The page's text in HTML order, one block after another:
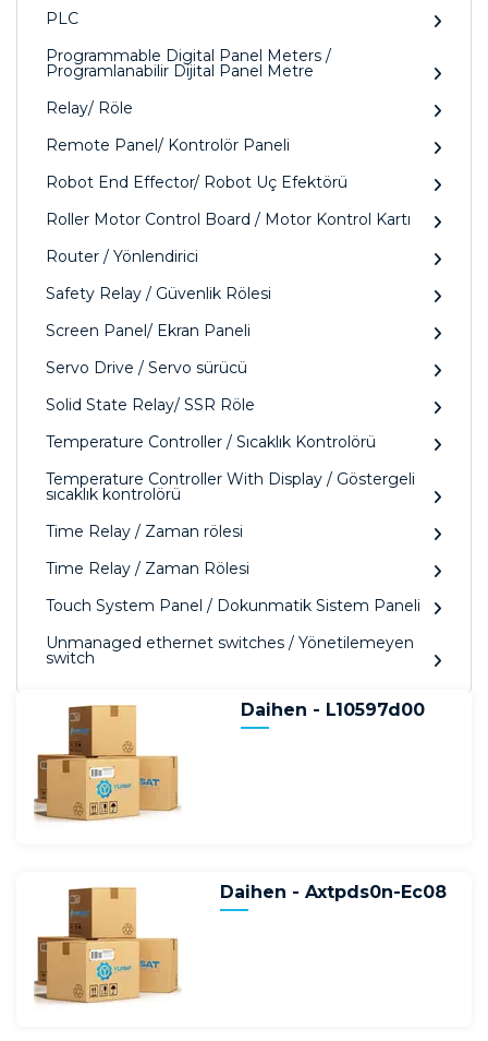
PLC
Programmable Digital Panel Meters /
Programlanabilir Dijital Panel Metre
Relay/ Röle
Remote Panel/ Kontrolör Paneli
Robot End Effector/ Robot Uç Efektörü
Roller Motor Control Board / Motor Kontrol Kartı
Router / Yönlendirici
Safety Relay / Güvenlik Rölesi
Screen Panel/ Ekran Paneli
Servo Drive / Servo sürücü
Solid State Relay/ SSR Röle
Temperature Controller / Sıcaklık Kontrolörü
Temperature Controller With Display / Göstergeli
sıcaklık kontrolörü
Time Relay / Zaman rölesi
Time Relay / Zaman Rölesi
Touch System Panel / Dokunmatik Sistem Paneli
Unmanaged ethernet switches / Yönetilemeyen
switch
Daihen - L10597d00
Daihen - Axtpds0n-Ec08